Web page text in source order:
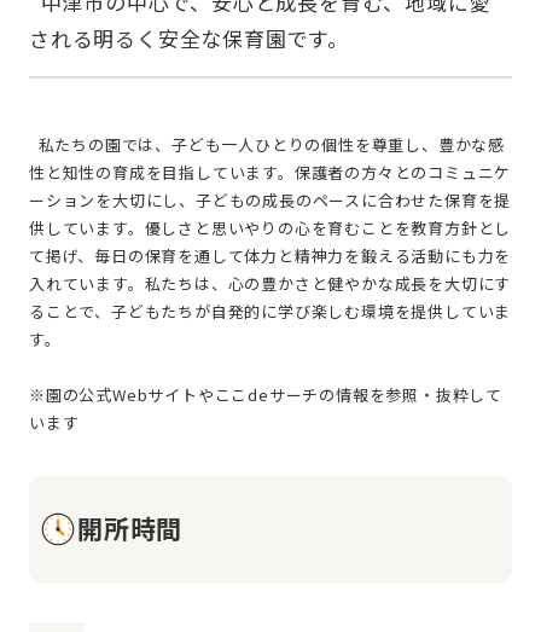
性と知性の育成を目指しています。保護者の方々とのコミュニケ
ーションを大切にし、子どもの成長のペースに合わせた保育を提
供しています。優しさと思いやりの心を育むことを教育方針とし
て掲げ、毎日の保育を通して体力と精神力を鍛える活動にも力を
入れています。私たちは、心の豊かさと健やかな成長を大切にす
ることで、子どもたちが自発的に学び楽しむ環境を提供していま
す。
※園の公式Webサイトやここdeサーチの情報を参照・抜粋して
開所時間